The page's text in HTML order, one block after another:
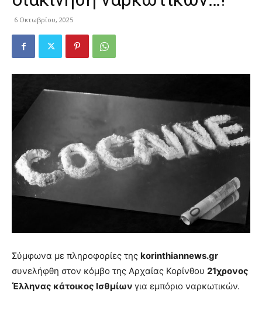
6 Οκτωβρίου, 2025
Σύμφωνα με πληροφορίες της korinthiannews.gr
συνελήφθη στον κόμβο της Αρχαίας Κορίνθου 21χρονος
Έλληνας κάτοικος Ισθμίων για εμπόριο ναρκωτικών.